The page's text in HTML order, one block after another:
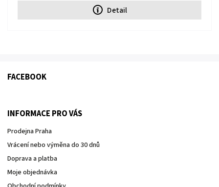
Detail
FACEBOOK
INFORMACE PRO VÁS
Prodejna Praha
Vrácení nebo výměna do 30 dnů
Doprava a platba
Moje objednávka